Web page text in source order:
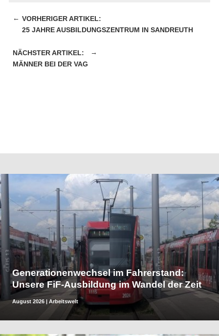
←
25 JAHRE AUSBILDUNGSZENTRUM IN SANDREUTH
MÄNNER BEI DER VAG
→
Generationenwechsel im Fahrerstand:
Unsere FiF-Ausbildung im Wandel der Zeit
August 2026 | Arbeitswelt